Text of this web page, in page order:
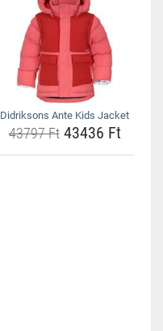
Didriksons Ante Kids Jacket
43797 Ft43436 Ft